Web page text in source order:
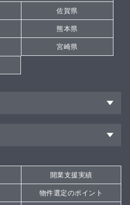
佐賀県
熊本県
宮崎県
開業支援実績
物件選定のポイント